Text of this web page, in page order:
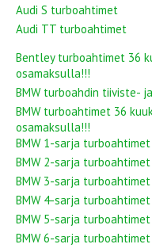
Audi S turboahtimet
Audi TT turboahtimet
Bentley turboahtimet 36
osamaksulla!!!
BMW turboahdin tiiviste-
BMW turboahtimet 36
osamaksulla!!!
BMW 1-sarja turboahtimet
BMW 2-sarja turboahtimet
BMW 3-sarja turboahtimet
BMW 4-sarja turboahtimet
BMW 5-sarja turboahtimet
BMW 6-sarja turboahtimet